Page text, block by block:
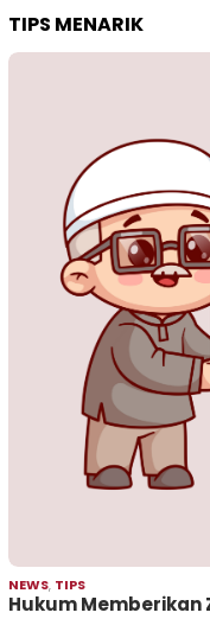
TIPS MENARIK
NEWS, TIPS
Hukum Memberikan